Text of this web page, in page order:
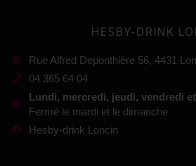
HESBY-DRINK
Rue Alfred Deponthière 56, 4431
04 365 64 04
Lundi, mercredi, jeudi, vendredi
Fermé le mardi et le dimanche
Hesby-drink Loncin